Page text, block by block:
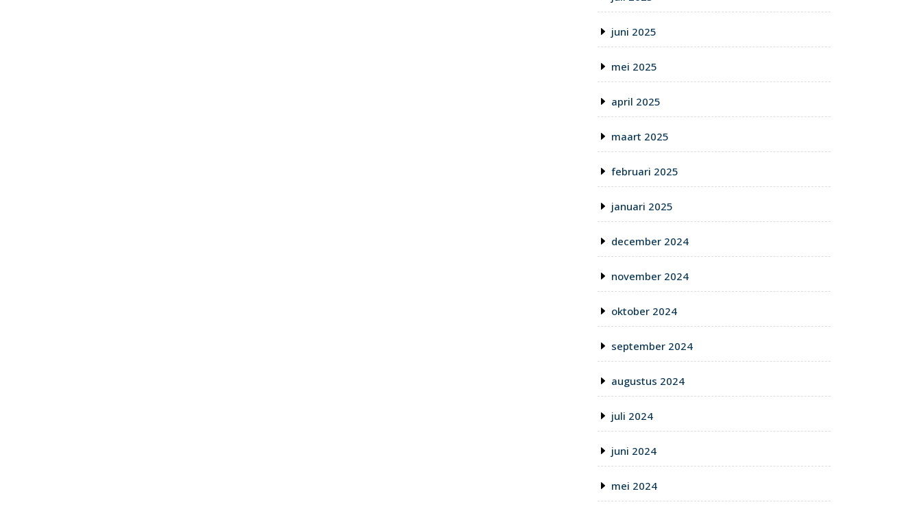
juni 2025
mei 2025
april 2025
maart 2025
februari 2025
januari 2025
december 2024
november 2024
oktober 2024
september 2024
augustus 2024
juli 2024
juni 2024
mei 2024